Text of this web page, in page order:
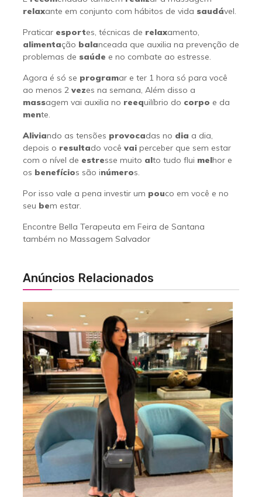
relaxante em conjunto com hábitos de vida saudável.
Praticar esportes, técnicas de relaxamento,
alimentação balanceada que auxilia na prevenção de
problemas de saúde e no combate ao estresse.
Agora é só se programar e ter 1 hora só para você
ao menos 2 vezes na semana, Além disso a
massagem vai auxilia no reequilíbrio do corpo e da
mente.
Aliviando as tensões provocadas no dia a dia,
depois o resultado você vaiperceber que sem estar
com o nível de estresse muito alto tudo flui melhor e
os benefícios são inúmeros.
Por isso vale a pena investir um pouco em você e no
seu bem estar.
Encontre Bella Terapeuta em Feira de Santana
também no Massagem Salvador
Anúncios Relacionados